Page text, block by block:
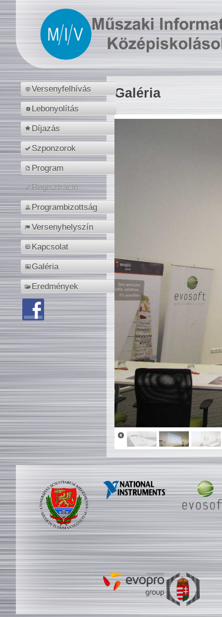
Versenyfelhívás
Lebonyolítás
Díjazás
Szponzorok
Program
Regisztráció
Programbizottság
Versenyhelyszín
Kapcsolat
Galéria
Eredmények
Galéria